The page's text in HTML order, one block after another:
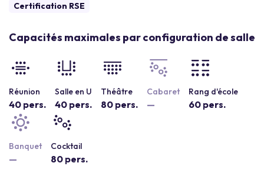
Certification RSE
Capacités maximales par configuration de salle
Réunion
40 pers.
Salle en U
40 pers.
Théâtre
80 pers.
Cabaret
—
Rang d'école
60 pers.
Banquet
—
Cocktail
80 pers.